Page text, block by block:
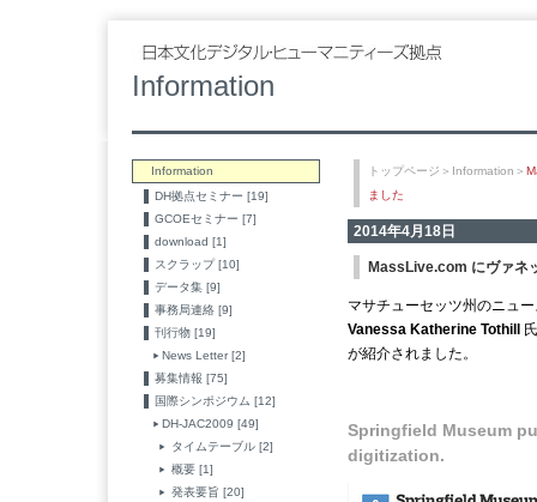
Information
Information
DH拠点セミナー [19]
GCOEセミナー [7]
download [1]
スクラップ [10]
データ集 [9]
事務局連絡 [9]
刊行物 [19]
News Letter [2]
募集情報 [75]
国際シンポジウム [12]
DH-JAC2009 [49]
タイムテーブル [2]
概要 [1]
発表要旨 [20]
トップページ ＞ Information ＞
ました
2014年4月18日
MassLive.com にヴァネ
マサチューセッツ州のニュ
Vanessa Katherine Tothill
が紹介されました。
Springfield Museum
digitization.